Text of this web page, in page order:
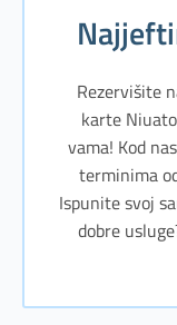
Rezervišite
karte
vama! Kod
terminima
Ispunite svoj
dobre